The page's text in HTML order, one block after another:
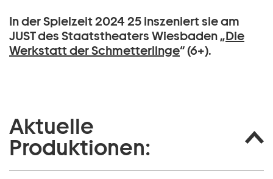
In der Spielzeit 2024 25 inszeniert sie am
JUST des Staatstheaters Wiesbaden „Die
Werkstatt der Schmetterlinge“ (6+).
Aktuelle
Produktionen: